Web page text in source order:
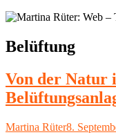
Schlagwort:
Belüftung
Von der Natur
Autor
Martina Rüter8.